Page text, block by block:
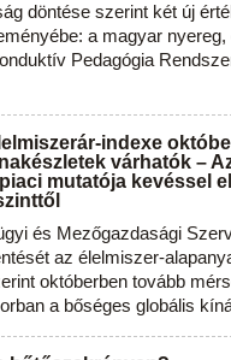
döntése szerint két új
a magyar nyereg,
Pedagógia
indexe
várhatók –
mutatója kevéssel
és Mezőgazdasági
az élelmiszer-
októberben tovább
a bőséges globális